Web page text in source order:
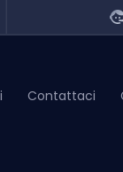
Contattaci